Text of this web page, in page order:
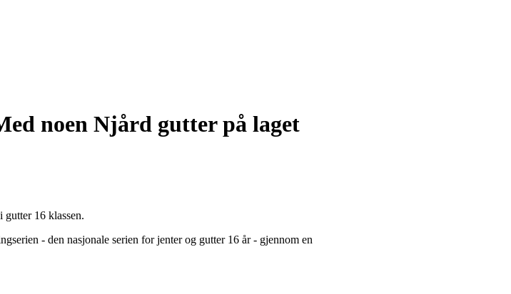
noen Njård gutter på laget
gutter 16 klassen.
- den nasjonale serien for jenter og gutter 16 år - gjennom en